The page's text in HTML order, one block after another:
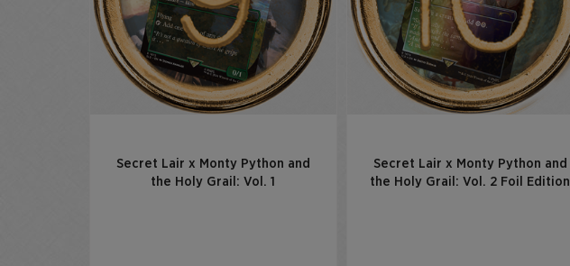
Secret Lair x Monty Python and
the Holy Grail: Vol. 1
Secret Lair x Monty Python and
the Holy Grail: Vol. 2 Foil Edition